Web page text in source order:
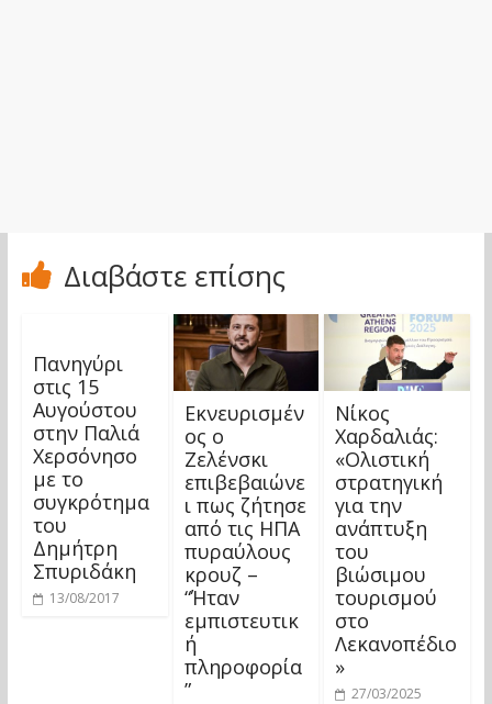
Διαβάστε επίσης
Πανηγύρι
στις 15
Αυγούστου
στην Παλιά
Χερσόνησο
με το
συγκρότημα
του
Δημήτρη
Σπυριδάκη
13/08/2017
Εκνευρισμέν
ος ο
Ζελένσκι
επιβεβαιώνε
ι πως ζήτησε
από τις ΗΠΑ
πυραύλους
κρουζ –
“Ήταν
εμπιστευτικ
ή
πληροφορία
”
Νίκος
Χαρδαλιάς:
«Ολιστική
στρατηγική
για την
ανάπτυξη
του
βιώσιμου
τουρισμού
στο
Λεκανοπέδιο
»
27/03/2025